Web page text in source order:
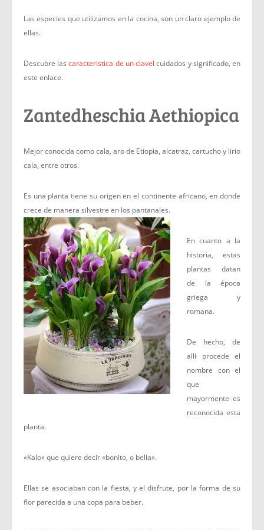
Las especies que utilizamos en la cocina, son un claro ejemplo de
ellas.
Descubre lascaracteristica de un clavelcuidados y significado, en
este enlace.
Zantedheschia Aethiopica
Mejor conocida como cala, aro de Etiopia, alcatraz, cartucho y lirio
cala, entre otros.
Es una planta tiene su origen en el continente africano, en donde
crece de manera silvestre en los pantanales.
En cuanto a la
historia, estas
plantas datan
de la época
griega y
romana.
De hecho, de
allí procede el
nombre con el
que
mayormente es
reconocida esta
planta.
«Kalo» que quiere decir «bonito, o bella».
Ellas se asociaban con la fiesta, y el disfrute, por la forma de su
flor parecida a una copa para beber.